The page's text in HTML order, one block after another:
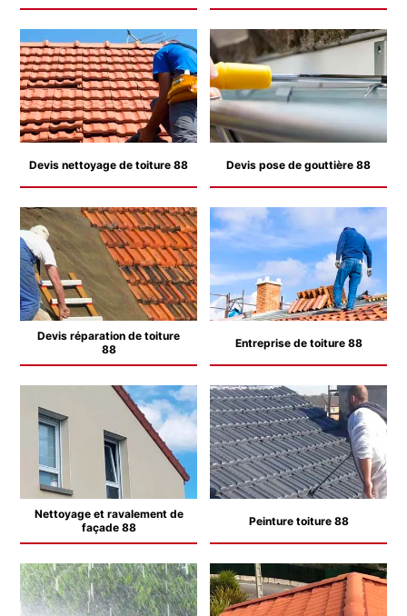
Devis nettoyage de toiture 88 Devis pose de gouttière 88
Devis réparation de toiture
88
Entreprise de toiture 88
Nettoyage et ravalement de
façade 88
Peinture toiture 88